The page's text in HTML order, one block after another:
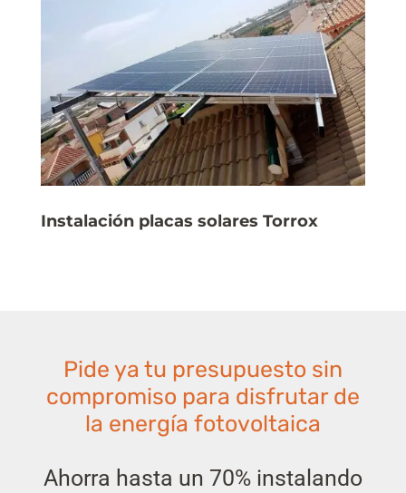
Instalación placas solares Torrox
Pide ya tu presupuesto sin
compromiso para disfrutar de
la energía fotovoltaica
Ahorra hasta un 70% instalando